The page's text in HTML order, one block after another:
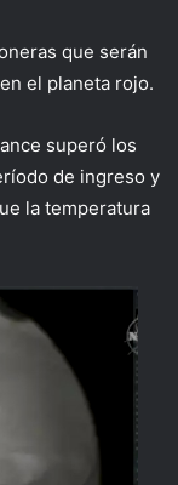
que serán
el planeta rojo.
superó los
de ingreso y
la temperatura